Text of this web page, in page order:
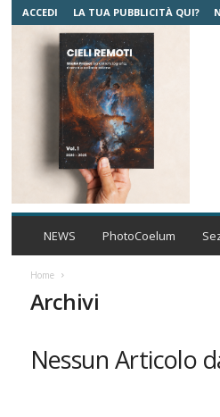
ACCEDI LA TUA PUBBLICITÀ QUI?
C
t
NEWS PhotoCoelum
Home
Archivi
Nessun Articolo